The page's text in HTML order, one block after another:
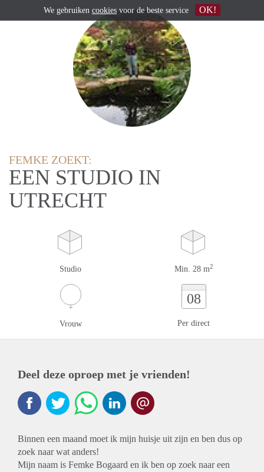
FEMKE ZOEKT:
EEN STUDIO IN
UTRECHT
Studio Min. 28 m2
Vrouw
08
Per direct
Deel deze oproep met je vrienden!
Binnen een maand moet ik mijn huisje uit zijn en ben dus op
zoek naar wat anders!
Mijn naam is Femke Bogaard en ik ben op zoek naar een
We gebruiken cookies voor de beste service OK!